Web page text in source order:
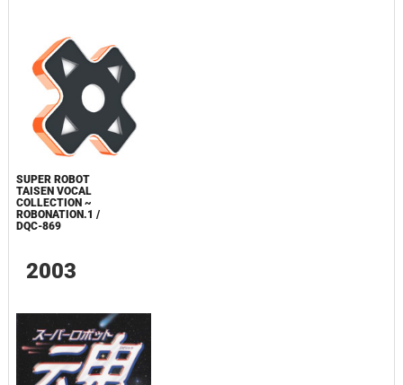
SUPER ROBOT
TAISEN VOCAL
COLLECTION ~
ROBONATION.1 /
DQC-869
2003